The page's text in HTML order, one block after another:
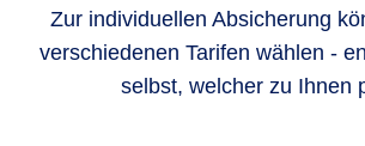
Zur individuellen Absicherung
verschiedenen Tarifen wählen -
selbst, welcher zu Ihnen